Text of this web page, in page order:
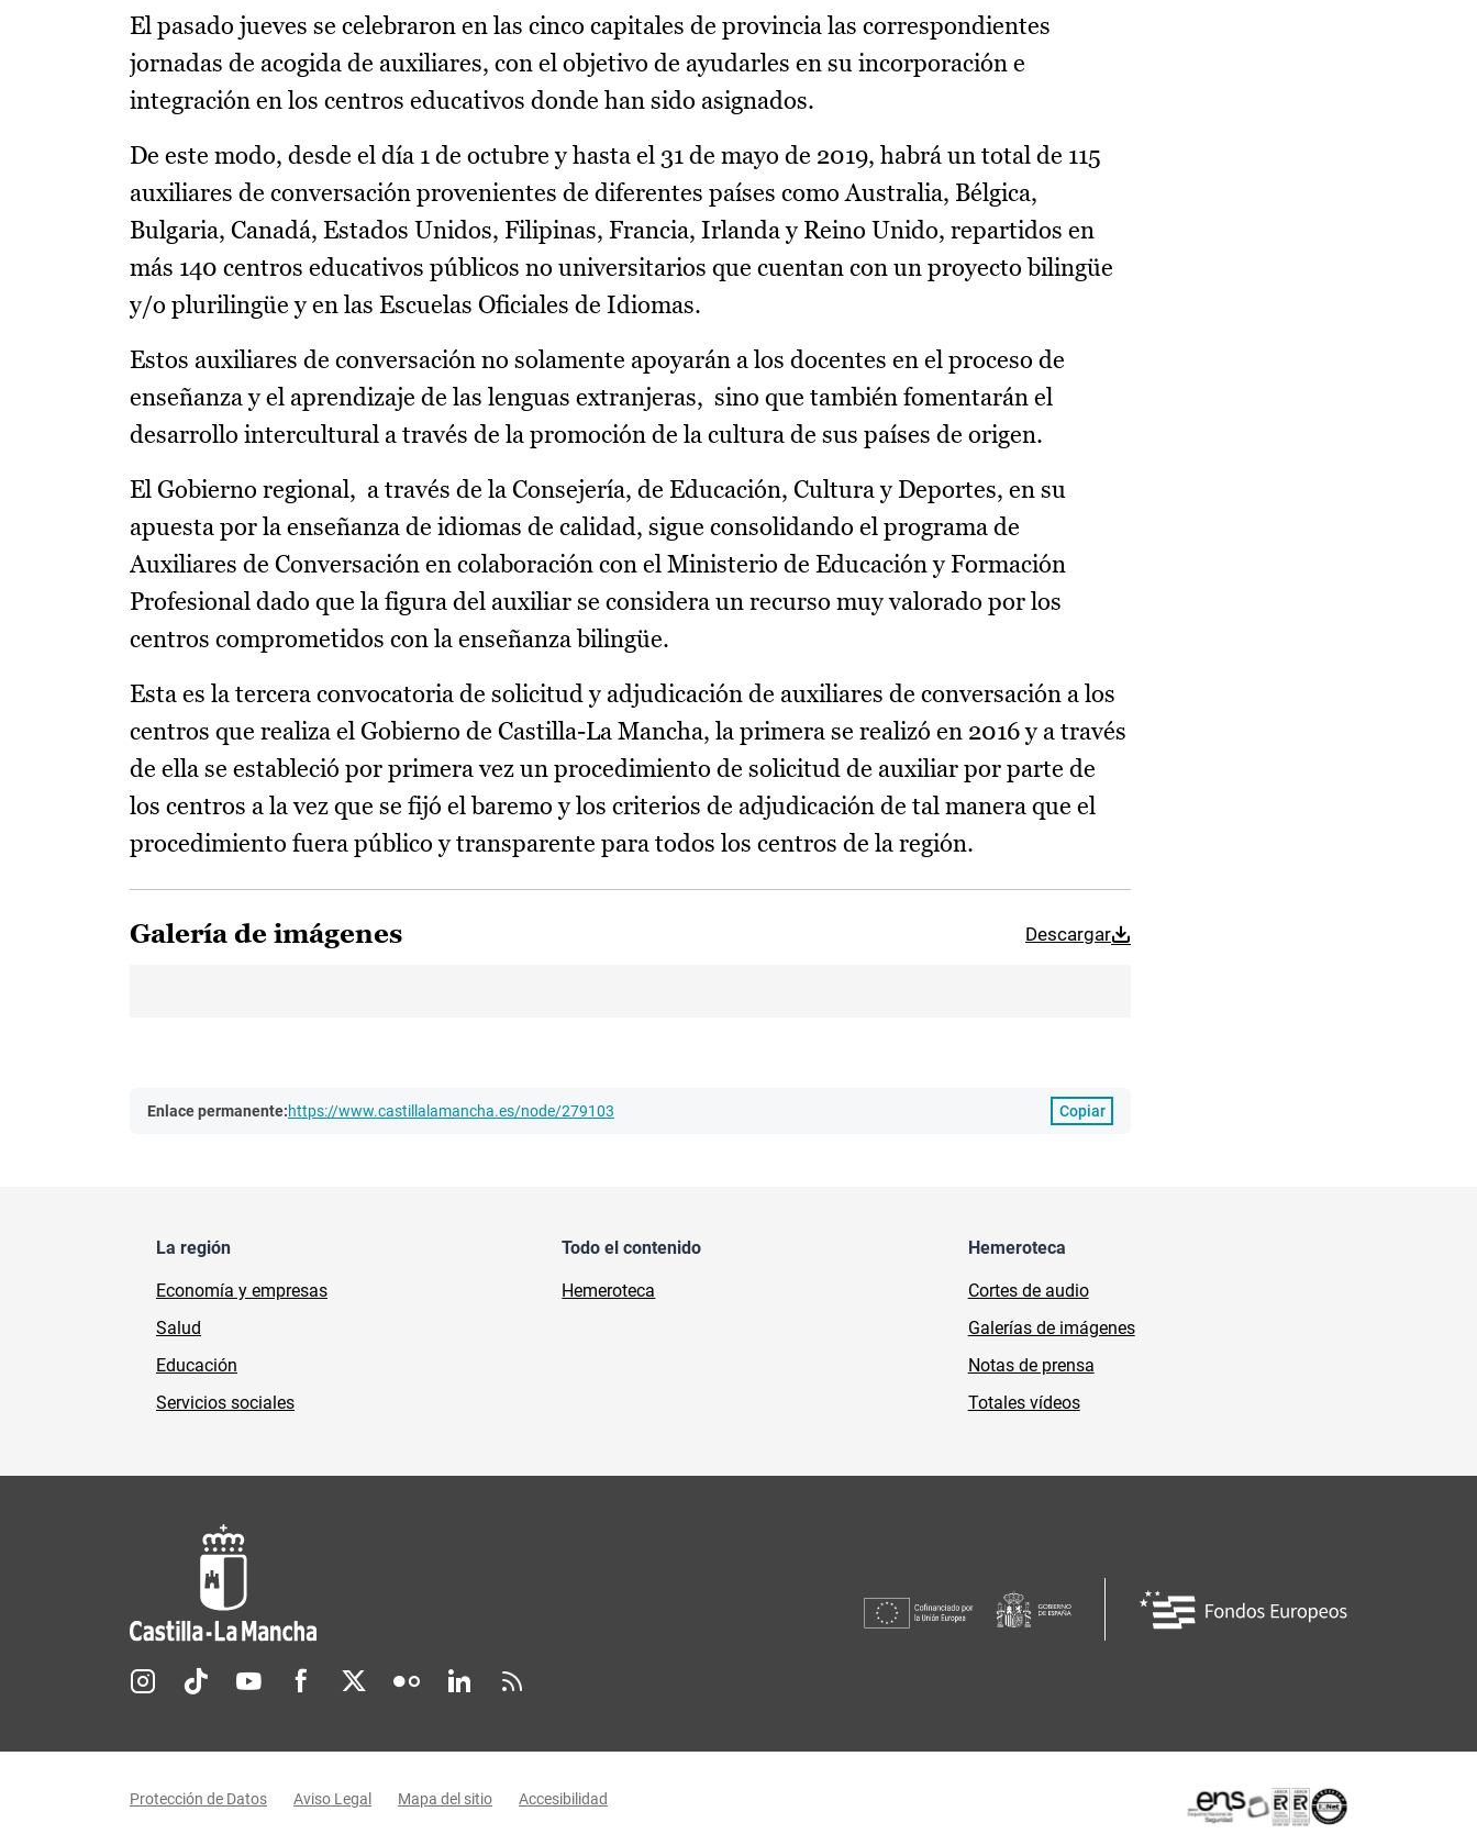
El pasado jueves se celebraron en las cinco capitales de provincia las correspondientes
jornadas de acogida de auxiliares, con el objetivo de ayudarles en su incorporación e
integración en los centros educativos donde han sido asignados.
De este modo, desde el día 1 de octubre y hasta el 31 de mayo de 2019, habrá un total de 115
auxiliares de conversación provenientes de diferentes países como Australia, Bélgica,
Bulgaria, Canadá, Estados Unidos, Filipinas, Francia, Irlanda y Reino Unido, repartidos en
más 140 centros educativos públicos no universitarios que cuentan con un proyecto bilingüe
y/o plurilingüe y en las Escuelas Oficiales de Idiomas.
Estos auxiliares de conversación no solamente apoyarán a los docentes en el proceso de
enseñanza y el aprendizaje de las lenguas extranjeras, sino que también fomentarán el
desarrollo intercultural a través de la promoción de la cultura de sus países de origen.
El Gobierno regional, a través de la Consejería, de Educación, Cultura y Deportes, en su
apuesta por la enseñanza de idiomas de calidad, sigue consolidando el programa de
Auxiliares de Conversación en colaboración con el Ministerio de Educación y Formación
Profesional dado que la figura del auxiliar se considera un recurso muy valorado por los
centros comprometidos con la enseñanza bilingüe.
Esta es la tercera convocatoria de solicitud y adjudicación de auxiliares de conversación a los
centros que realiza el Gobierno de Castilla-La Mancha, la primera se realizó en 2016 y a través
de ella se estableció por primera vez un procedimiento de solicitud de auxiliar por parte de
los centros a la vez que se fijó el baremo y los criterios de adjudicación de tal manera que el
procedimiento fuera público y transparente para todos los centros de la región.
Galería de imágenes Descargar
Enlace permanente:https://www.castillalamancha.es/node/279103 Copiar
La región
Economía y empresas
Salud
Educación
Servicios sociales
Todo el contenido
Hemeroteca
Hemeroteca
Cortes de audio
Galerías de imágenes
Notas de prensa
Totales vídeos
Redes sociales JCCM
Protección de Datos Aviso Legal Mapa del sitio Accesibilidad Certificaciones